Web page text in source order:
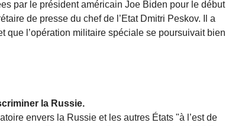
par le président américain Joe Biden pour le début
de presse du chef de l’Etat Dmitri Peskov. Il a
que l’opération militaire spéciale se poursuivait bien
la Russie.
envers la Russie et les autres États "à l’est de